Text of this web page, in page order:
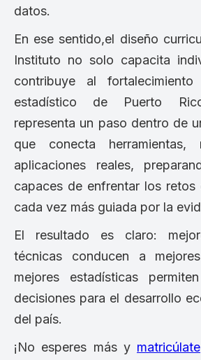
datos.
En ese sentido,el diseño
Instituto no solo capacita
contribuye al
estadístico de Puerto
representa un paso dentro de
que conecta herramientas,
aplicaciones reales,
capaces de enfrentar los retos
cada vez más guiada por la
El resultado es claro:
técnicas conducen a
mejores estadísticas
decisiones para el desarrollo
del país.
¡No esperes más y matricúlate